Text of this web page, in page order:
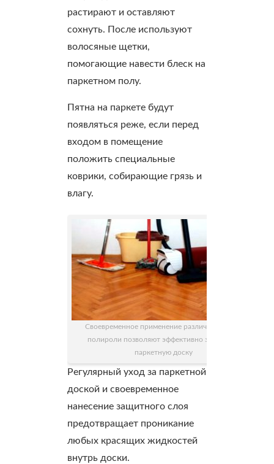
растирают и оставляют
сохнуть. После используют
волосяные щетки,
помогающие навести блеск на
паркетном полу.
Пятна на паркете будут
появляться реже, если перед
входом в помещение
положить специальные
коврики, собирающие грязь и
влагу.
Своевременное применение различных видов
полироли позволяют эффективно защищать
паркетную доску
Регулярный уход за паркетной
доской и своевременное
нанесение защитного слоя
предотвращает проникание
любых красящих жидкостей
внутрь доски.